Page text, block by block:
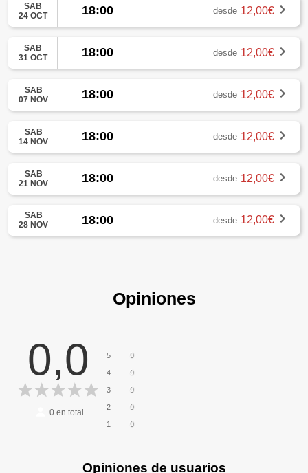
SAB
24 OCT
18:00 desde 12,00€
SAB
31 OCT
18:00 desde 12,00€
SAB
07 NOV
18:00 desde 12,00€
SAB
14 NOV
18:00 desde 12,00€
SAB
21 NOV
18:00 desde 12,00€
SAB
28 NOV
18:00 desde 12,00€
Opiniones
0,0
0en total
5 0
4 0
3 0
2 0
1 0
Opiniones de usuarios